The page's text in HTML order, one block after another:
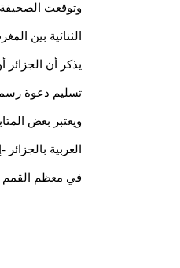
وتوقعت
الثنائية بين
يذكر أن
تسليم دعوة
ويعتبر بعض
العربية
في معظم القمم